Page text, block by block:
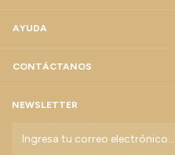
AYUDA
CONTÁCTANOS
NEWSLETTER